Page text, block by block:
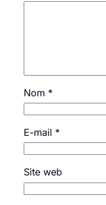
Nom *
E-mail *
Site web